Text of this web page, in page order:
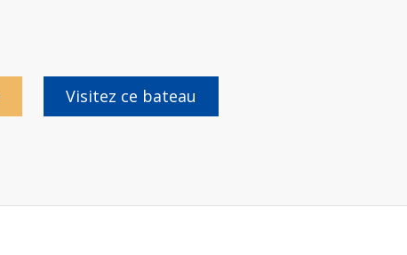
Visitez ce bateau